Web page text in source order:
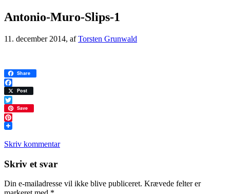
Antonio-Muro-Slips-1
11. december 2014, afTorsten Grunwald
Share
Facebook
Post
Twitter
Save
Pinterest
Skriv kommentar
Læserinteraktioner
Skriv et svar
Din e-mailadresse vil ikke blive publiceret. Krævede felter er